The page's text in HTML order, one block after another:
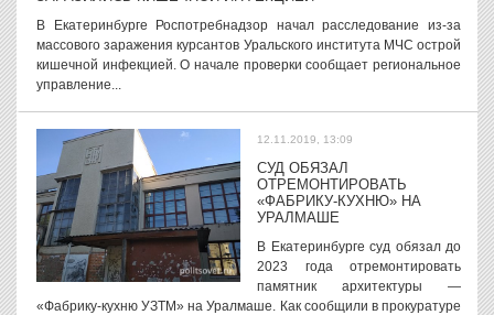
В Екатеринбурге Роспотребнадзор начал расследование из-за
массового заражения курсантов Уральского института МЧС острой
кишечной инфекцией. О начале проверки сообщает региональное
управление...
12.11.2019, 13:09
СУД ОБЯЗАЛ
ОТРЕМОНТИРОВАТЬ
«ФАБРИКУ-КУХНЮ» НА
УРАЛМАШЕ
В Екатеринбурге суд обязал до
2023 года отремонтировать
памятник архитектуры —
«Фабрику-кухню УЗТМ» на Уралмаше. Как сообщили в прокуратуре